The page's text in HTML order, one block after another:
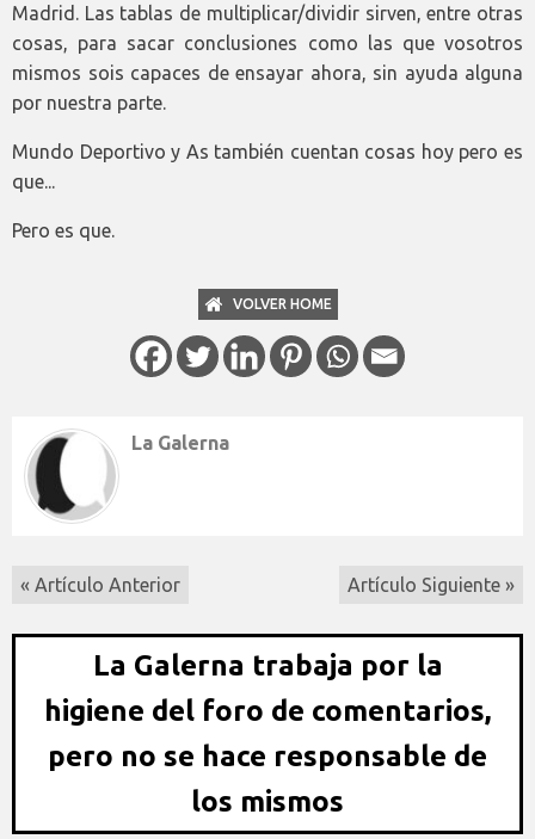
Madrid. Las tablas de multiplicar/dividir sirven, entre otras
cosas, para sacar conclusiones como las que vosotros
mismos sois capaces de ensayar ahora, sin ayuda alguna
por nuestra parte.
Mundo Deportivo y As también cuentan cosas hoy pero es
que...
Pero es que.
VOLVER HOME
La Galerna
« Artículo Anterior Artículo Siguiente »
La Galerna trabaja por la
higiene del foro de comentarios,
pero no se hace responsable de
los mismos